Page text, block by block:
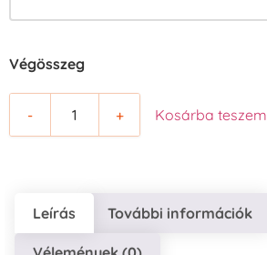
Végösszeg
- + Kosárba teszem
Leírás További információk